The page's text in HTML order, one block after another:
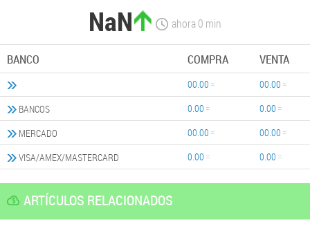
NaN ahora0 min
BANCO COMPRA VENTA
00.00
00.00
BANCOS
0.00
0.00
MERCADO
00.00
00.00
VISA/AMEX/MASTERCARD
0.00 0.00
ARTÍCULOS RELACIONADOS